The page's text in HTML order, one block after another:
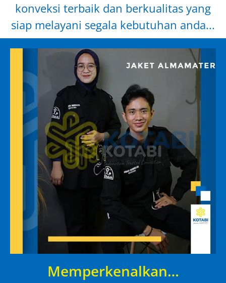
konveksi terbaik dan berkualitas yang
siap melayani segala kebutuhan anda...
Memperkenalkan…